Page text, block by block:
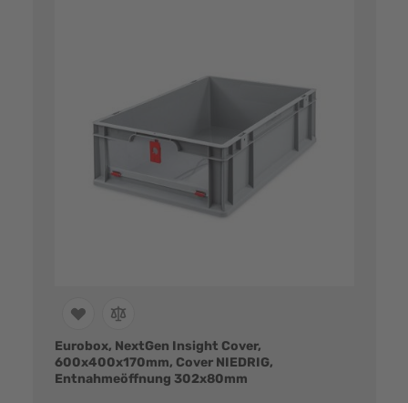
Eurobox, NextGen Insight Cover,
600x400x170mm, Cover NIEDRIG,
Entnahmeöffnung 302x80mm